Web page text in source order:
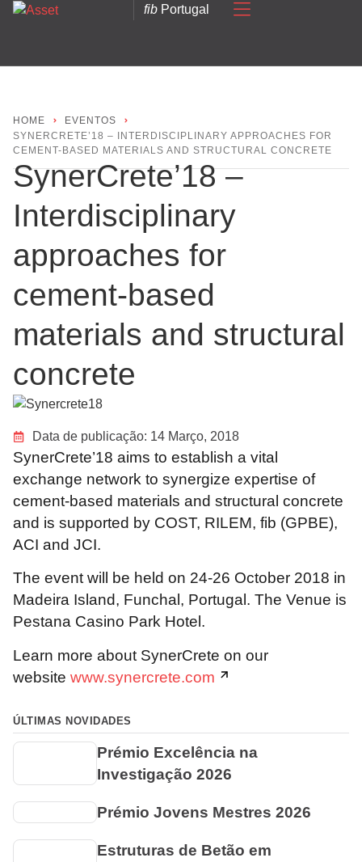
fibPortugal
HOME
EVENTOS
SYNERCRETE’18 – INTERDISCIPLINARY APPROACHES FOR
CEMENT-BASED MATERIALS AND STRUCTURAL CONCRETE
SynerCrete’18 –
Interdisciplinary
approaches for
cement-based
materials and structural
concrete
Data de publicação: 14 Março, 2018
SynerCrete’18 aims to establish a vital
exchange network to synergize expertise of
cement-based materials and structural concrete
and is supported by COST, RILEM, fib (GPBE),
ACI and JCI.
The event will be held on 24-26 October 2018 in
Madeira Island, Funchal, Portugal. The Venue is
Pestana Casino Park Hotel.
Learn more about SynerCrete on our
website www.synercrete.com
ÚLTIMAS NOVIDADES
Prémio Excelência na
Investigação 2026
Prémio Jovens Mestres 2026
Estruturas de Betão em